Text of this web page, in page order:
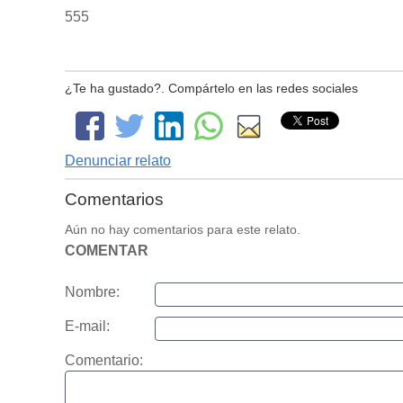
555
¿Te ha gustado?. Compártelo en las redes sociales
Denunciar relato
Comentarios
Aún no hay comentarios para este relato.
COMENTAR
Nombre:
E-mail:
Comentario: